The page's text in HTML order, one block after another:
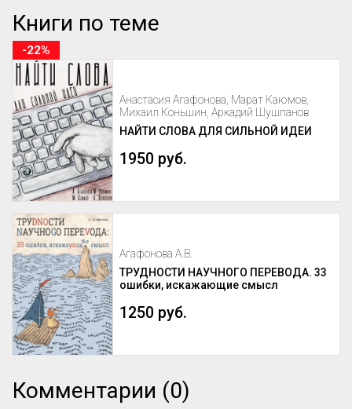
Книги по теме
Анастасия Агафонова, Марат Каюмов,
Михаил Коньшин, Аркадий Шушпанов
НАЙТИ СЛОВА ДЛЯ СИЛЬНОЙ ИДЕИ
1950 руб.
-22%
Агафонова А.В.
ТРУДНОСТИ НАУЧНОГО ПЕРЕВОДА. 33
ошибки, искажающие смысл
1250 руб.
Комментарии (0)